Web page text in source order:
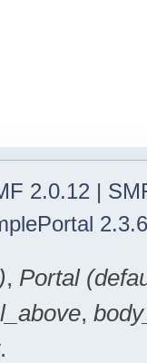
2.0.12 |
, Portal
,
.